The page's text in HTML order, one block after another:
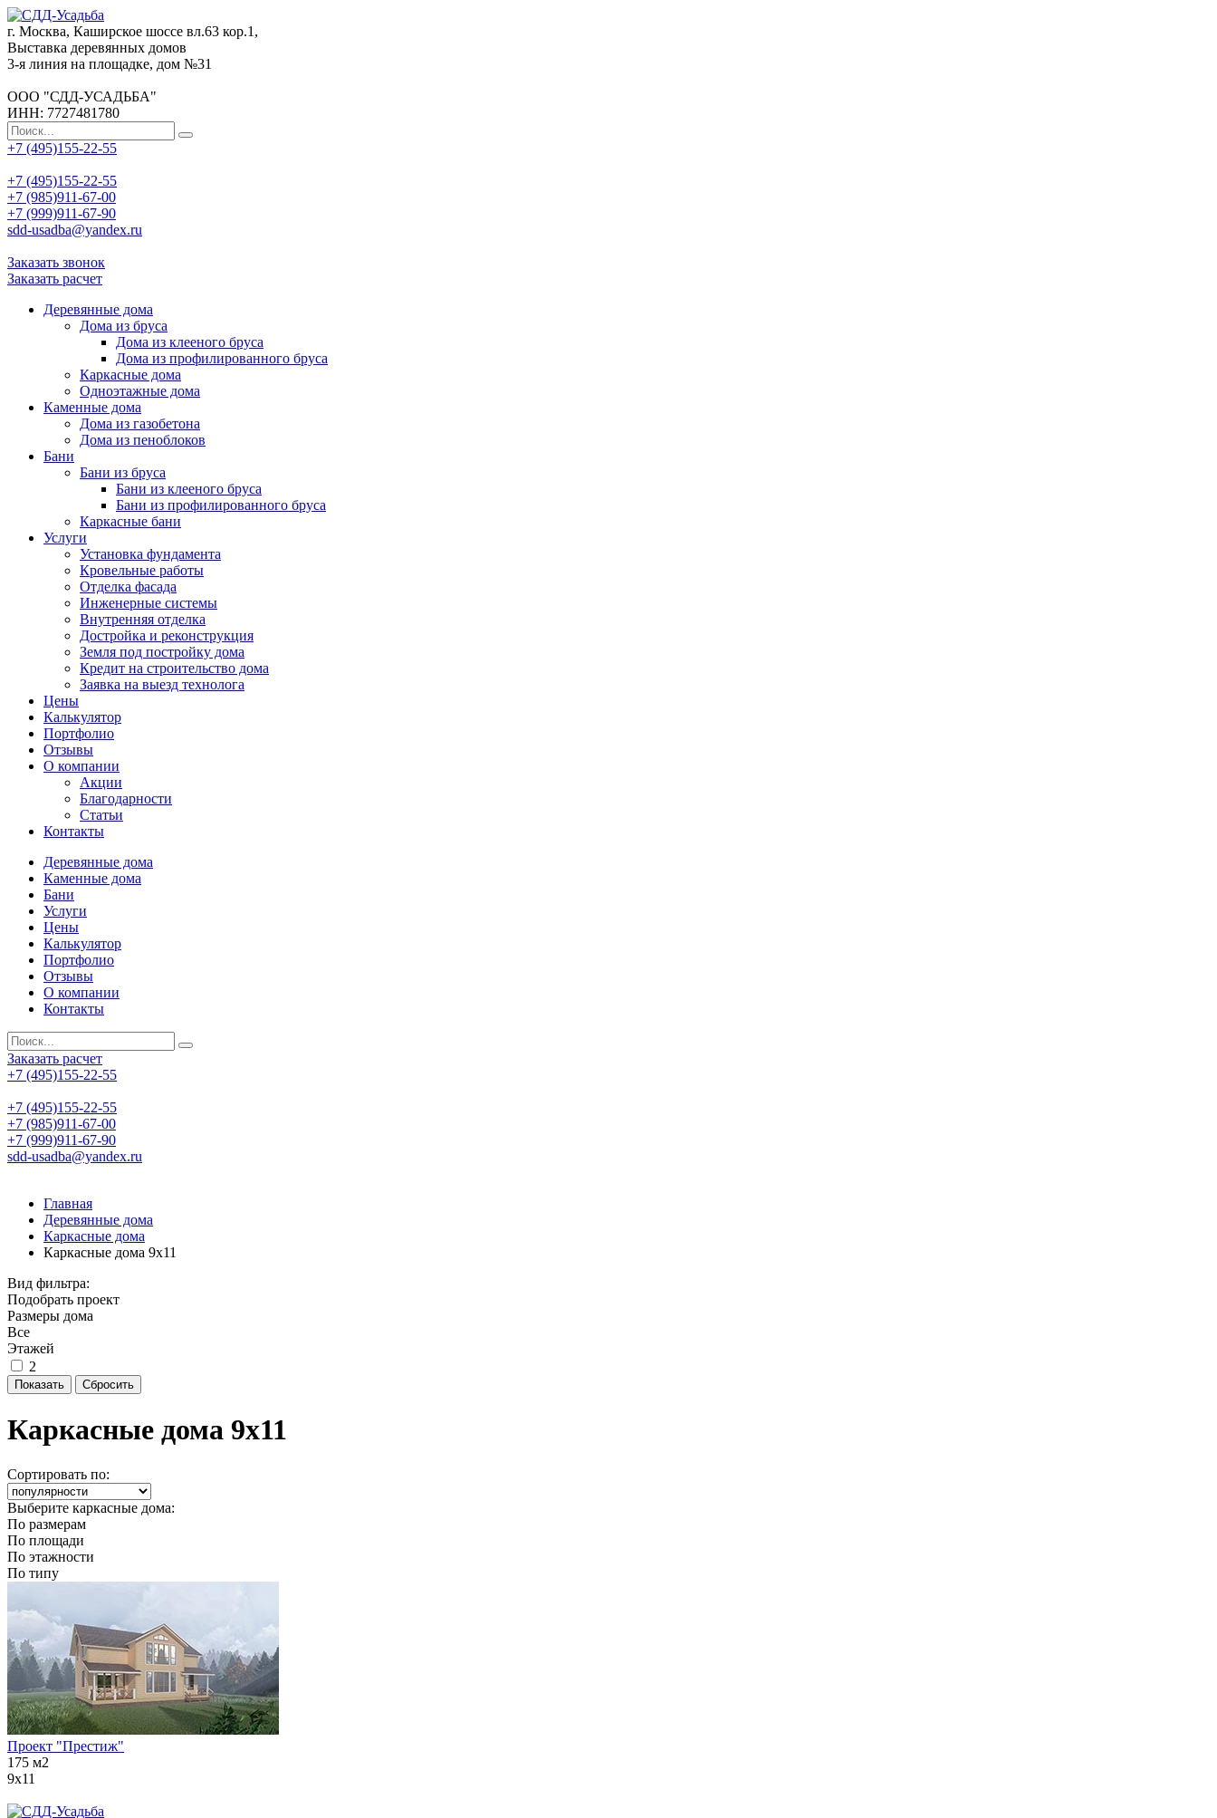
г. Москва, Каширское шоссе вл.63 кор.1,
Выставка деревянных домов
3-я линия на площадке, дом №31
ООО "СДД-УСАДЬБА"
ИНН: 7727481780
+7 (495)155-22-55
+7 (495)155-22-55
+7 (985)911-67-00
+7 (999)911-67-90
sdd-usadba@yandex.ru
Заказать звонок
Заказать расчет
Деревянные дома
Дома из бруса
Дома из клееного бруса
Дома из профилированного бруса
Каркасные дома
Одноэтажные дома
Каменные дома
Дома из газобетона
Дома из пеноблоков
Бани
Бани из бруса
Бани из клееного бруса
Бани из профилированного бруса
Каркасные бани
Услуги
Установка фундамента
Кровельные работы
Отделка фасада
Инженерные системы
Внутренняя отделка
Достройка и реконструкция
Земля под постройку дома
Кредит на строительство дома
Заявка на выезд технолога
Цены
Калькулятор
Портфолио
Отзывы
О компании
Акции
Благодарности
Статьи
Контакты
Деревянные дома
Каменные дома
Бани
Услуги
Цены
Калькулятор
Портфолио
Отзывы
О компании
Контакты
Заказать расчет
+7 (495)155-22-55
+7 (495)155-22-55
+7 (985)911-67-00
+7 (999)911-67-90
sdd-usadba@yandex.ru
Главная
Деревянные дома
Каркасные дома
Каркасные дома 9х11
Вид фильтра:
Подобрать проект
Размеры дома
Все
Этажей
2
Каркасные дома 9х11
Сортировать по:
Выберите каркасные дома:
По размерам
По площади
По этажности
По типу
Проект "Престиж"
175 м2
9х11